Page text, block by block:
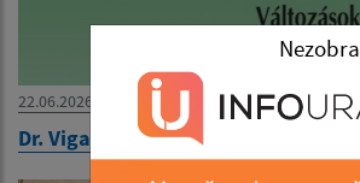
22.06.2026
Dr. Viga Gyula könyvbemutatója